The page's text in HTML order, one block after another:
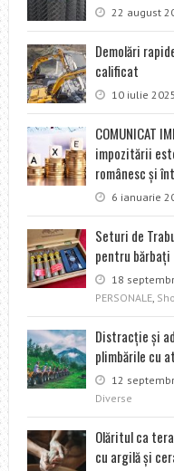
22 august
Demolări
calificat
10 iulie 2025
COMUNICAT
impozitării
românesc și
6 ianuarie
Seturi de
pentru bărbați
18
PERSONALE,
Distracţie şi
plimbările cu
12
Diverse
Olăritul ca
cu argilă și